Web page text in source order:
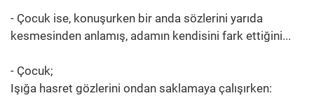
- Çocuk ise, konuşurken bir anda sözlerini yarıda
kesmesinden anlamış, adamın kendisini fark ettiğini...
- Çocuk;
Işığa hasret gözlerini ondan saklamaya çalışırken: